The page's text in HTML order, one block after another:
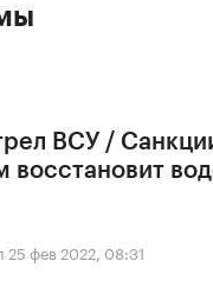
ВСУ /
восстановит
25 фев 2022, 08:31